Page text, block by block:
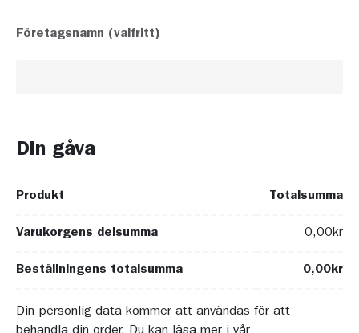
Företagsnamn (valfritt)
Din gåva
Produkt Totalsumma
Varukorgens delsumma 0,00kr
Beställningens totalsumma 0,00kr
Din personlig data kommer att användas för att